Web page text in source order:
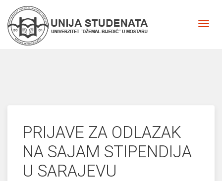
PRIJAVE ZA ODLAZAK
NA SAJAM STIPENDIJA
U SARAJEVU